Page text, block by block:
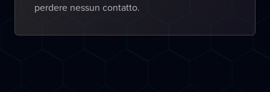
perdere nessun contatto.